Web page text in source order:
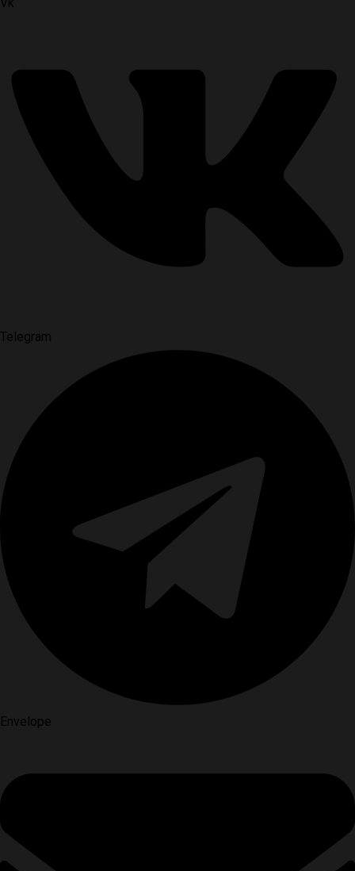
Telegram
Envelope